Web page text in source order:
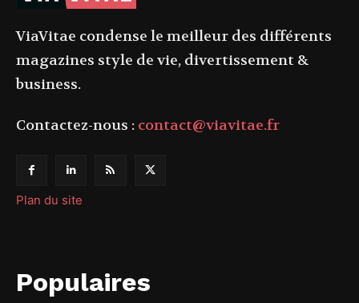
ViaVitae condense le meilleur des différents
magazines style de vie, divertissement &
business.
Contactez-nous : contact@viavitae.fr
Plan du site
Populaires